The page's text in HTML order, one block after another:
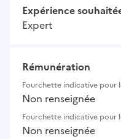
Expérience
Expert
Rémunération
Fourchette indicative pour
Non renseignée
Fourchette indicative pour
Non renseignée